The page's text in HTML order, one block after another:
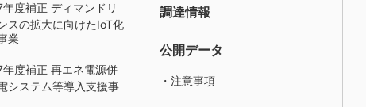
度補正 ディマンドリ
スの拡大に向けたIoT化
業
年度補正 再エネ電源併
システム等導入支援事
調達情報
公開データ
・注意事項